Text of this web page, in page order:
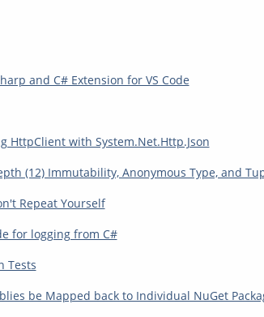
and C# Extension for VS Code
HttpClient with System.Net.Http.Json
(12) Immutability, Anonymous Type, and
Repeat Yourself
for logging from C#
Tests
be Mapped back to Individual NuGet